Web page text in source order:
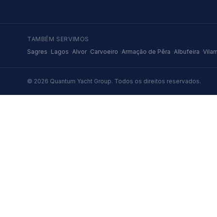
TAMBÉM SERVIMOS
Sagres ·Lagos ·Alvor ·Carvoeiro ·Armação de Pêra ·Albufeira ·
© 2026 Quantum Yacht Group. Todos os direitos reservados.